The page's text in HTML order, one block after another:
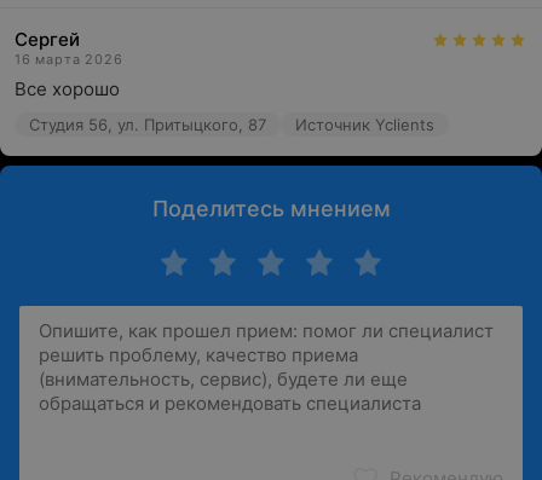
Сергей
16 марта 2026
Все хорошо
Студия 56, ул. Притыцкого, 87 Источник Yclients
Поделитесь мнением